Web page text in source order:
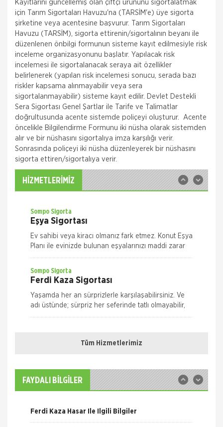
Kayıtlarını güncellemiş olan çiftçi ürününü sigortalatmak
için Tarım Sigortaları Havuzu'na (TARSİM'e) üye sigorta
şirketine veya acentesine başvurur. Tarım Sigortaları
Havuzu (TARSİM), sigorta ettirenin/sigortalının beyanı ile
düzenlenen önbilgi formunun sisteme kayıt edilmesiyle risk
inceleme organizasyonunu başlatır. Yapılacak risk
incelemesi ile sigortalanacak seraya ait özellikler
belirlenerek (yapılan risk incelemesi sonucu, serada bazı
riskler kapsama alınmayabilir veya sera
sigortalanmayabilir) sisteme kayıt edilir. Devlet Destekli
Sera Sigortası Genel Şartlar ile Tarife ve Talimatlar
doğrultusunda acente sistemde poliçeyi oluşturur. Acente
öncelikle Bilgilendirme Formunu iki nüsha olarak sistemden
alır ve bir nüshasını sigortalıya imza karşılığı verir.
Sonrasında poliçeyi iki nüsha düzenleyerek bir nüshasını
sigorta ettiren/sigortalıya verir.
HİZMETLERİMİZ
Quick Sigorta
Zorunlu Deprem Sigortası
Zorunlu Deprem Sigortanız ile depremin neden
olacağı maddi zararlar ile deprem sonucu meydana
gelecek yangın, patlama, tsunami ve yer kayması
hasarlarını teminat altına almak istiyorsanız Das
Sompo Sigorta
İş Yeri Sigortası
İş Yeriniz Sompo Japan ile Güvence Altında! İş Yeri
Sompo Sigorta
Eşya Sigortası
Ev sahibi veya kiracı olmanız fark etmez. Konut Eşya
Planı ile evinizde bulunan eşyalarınızı maddi zarar
ve risklere karşı size en uygun plan alternatifini
Sompo Sigorta
Ferdi Kaza Sigortası
Yaşamda her an sürprizlerle karşılaşabilirsiniz. Ve
adı üstünde; sürpriz her seferinde tatlı olmayabilir,
risk taşıyabilir. Yolda yürürken, evde ya da iş yeriniz
Ferdi Kaza Sigortası
akışı içinde uğrayabileceğiniz pek çok kaza
nedeniyle sizin ve aileniz
Sompo Sigorta
Bireysel Genişletilmiş Kasko Otomobiliniz,
yaşamınızın artık vazgeçilmezlerinden biri.
Tüm Hizmetlerimiz
FAYDALI BİLGİLER
ONLİNE Dask Prim Hesaplama
Trafik Hasarı için Gerekli Bilgiler
Yangın Hasarı ile ilgili Bilgiler
Ferdi Kaza Hasar İle İlgili Bilgiler